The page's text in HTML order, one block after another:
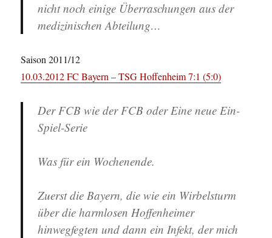
nicht noch einige Überraschungen aus der
medizinischen Abteilung…
Saison 2011/12
10.03.2012 FC Bayern – TSG Hoffenheim 7:1 (5:0)
Der FCB wie der FCB oder Eine neue Ein-
Spiel-Serie
Was für ein Wochenende.
Zuerst die Bayern, die wie ein Wirbelsturm
über die harmlosen Hoffenheimer
hinwegfegten und dann ein Infekt, der mich